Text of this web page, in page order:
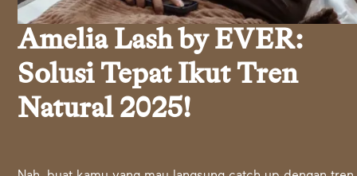
Amelia Lash by EVER:
Solusi Tepat Ikut Tren
Natural 2025!